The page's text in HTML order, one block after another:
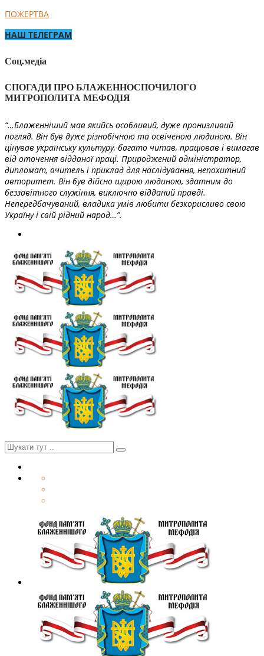
ПОЖЕРТВА
НАШ ТЕЛЕГРАМ
Соц.медіа
СПОГАДИ ПРО БЛАЖЕННОСПОЧИЛОГО
МИТРОПОЛИТА МЕФОДІЯ
“…Блаженніший мав якийсь особливий, дуже пронизливий
погляд. Він був дуже різнобічною та освіченою людиною. Він
цінував українську культуру, багато читав, працював і вимагав
від оточення відданої праці. Природжений адміністратор,
дипломат, вчитель і приклад для наслідування, непохитний
авторитет. Він був дійсно щирою людиною, здатним до
беззавітного служіння, виключно відданий правді.
Непередбачуваний, владика умів любити безкорисливо свою
Україну і свій рідний народ…”.